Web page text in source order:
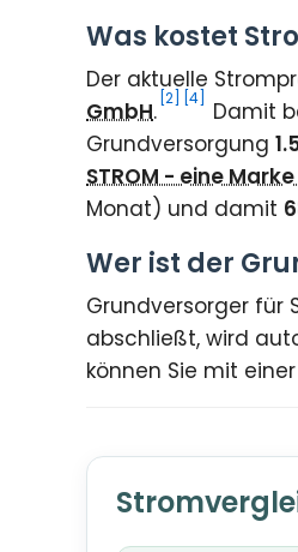
Was kostet
Der aktuelle
GmbH. [2] [4]
Damit
Grundversorgung
STROM - eine
Monat) und damit
Wer ist der
Grundversorger für
abschließt, wird
können Sie mit